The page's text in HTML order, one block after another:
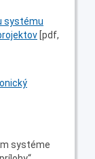
systému
[pdf,
systéme